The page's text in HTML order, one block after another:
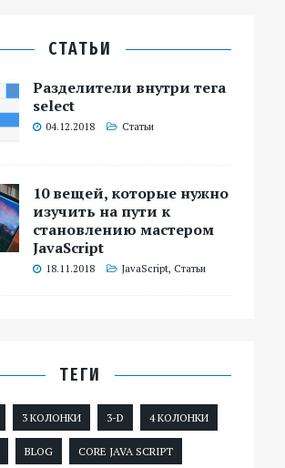
СТАТЬИ
Разделители внутри тега
select
04.12.2018 Статьи
10 вещей, которые нужно
изучить на пути к
становлению мастером
JavaScript
18.11.2018 JavaScript, Статьи
ТЕГИ
3 КОЛОНКИ 3-D 4 КОЛОНКИ
BLOG CORE JAVA SCRIPT